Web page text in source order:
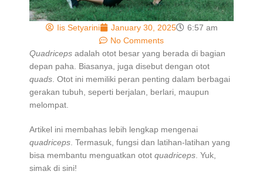
Iis Setyarini January 30, 2025
6:57 am
No Comments
Quadriceps adalah otot besar yang berada di bagian
depan paha. Biasanya, juga disebut dengan otot
quads . Otot ini memiliki peran penting dalam berbagai
gerakan tubuh, seperti berjalan, berlari, maupun
melompat.
Artikel ini membahas lebih lengkap mengenai
quadriceps . Termasuk, fungsi dan latihan-latihan yang
bisa membantu menguatkan otot quadriceps . Yuk,
simak di sini!